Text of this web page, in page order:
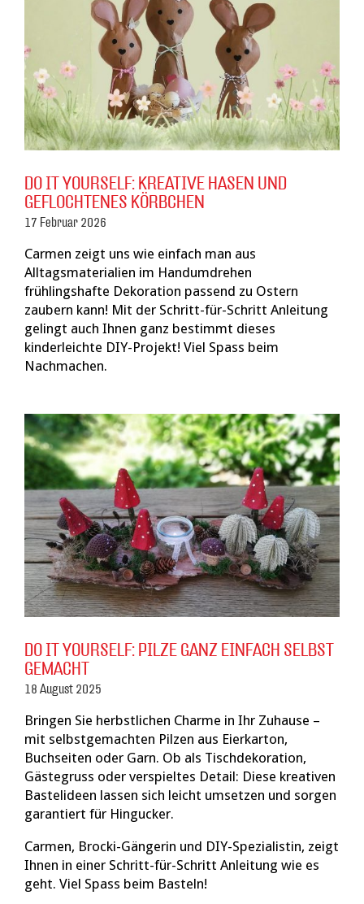
DO IT YOURSELF: KREATIVE HASEN UND
GEFLOCHTENES KÖRBCHEN
17 Februar 2026
Carmen zeigt uns wie einfach man aus
Alltagsmaterialien im Handumdrehen
frühlingshafte Dekoration passend zu Ostern
zaubern kann! Mit der Schritt-für-Schritt Anleitung
gelingt auch Ihnen ganz bestimmt dieses
kinderleichte DIY-Projekt! Viel Spass beim
Nachmachen.
DO IT YOURSELF: PILZE GANZ EINFACH SELBST
GEMACHT
18 August 2025
Bringen Sie herbstlichen Charme in Ihr Zuhause –
mit selbstgemachten Pilzen aus Eierkarton,
Buchseiten oder Garn. Ob als Tischdekoration,
Gästegruss oder verspieltes Detail: Diese kreativen
Bastelideen lassen sich leicht umsetzen und sorgen
garantiert für Hingucker.
Carmen, Brocki-Gängerin und DIY-Spezialistin, zeigt
Ihnen in einer Schritt-für-Schritt Anleitung wie es
geht. Viel Spass beim Basteln!